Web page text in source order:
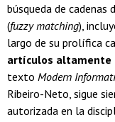
búsqueda de cadenas
(fuzzy matching),
largo de su prolífica
artículos altamente
texto Modern
Ribeiro-Neto, sigue
autorizada en la